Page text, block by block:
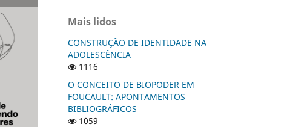
Mais lidos
CONSTRUÇÃO DE IDENTIDADE NA
ADOLESCÊNCIA
1116
O CONCEITO DE BIOPODER EM
FOUCAULT: APONTAMENTOS
BIBLIOGRÁFICOS
1059